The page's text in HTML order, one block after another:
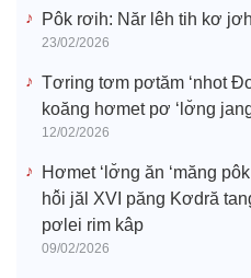
Pôk rơih: Năr lêh tih kơ
23/02/2026
Tơring tơm pơtăm ‘nhot
koăng hơmet pơ ‘lơ̆ng
12/02/2026
Hơmet ‘lơ̆ng ăn ‘măng
hô̆i jăl XVI păng Kơdră
pơlei rim kâp
09/02/2026